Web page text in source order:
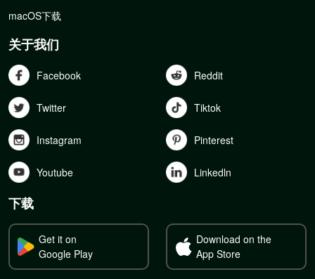
macOS下载
关于我们
Facebook Reddit
Twitter Tiktok
Instagram Pinterest
Youtube Linkedln
下载
Get it on
Google Play
Download on the
App Store